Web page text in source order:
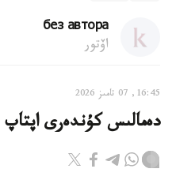
без автора
اۆتور
16:45, 07 تامىز 2026
دەمالىس كۇندەرى